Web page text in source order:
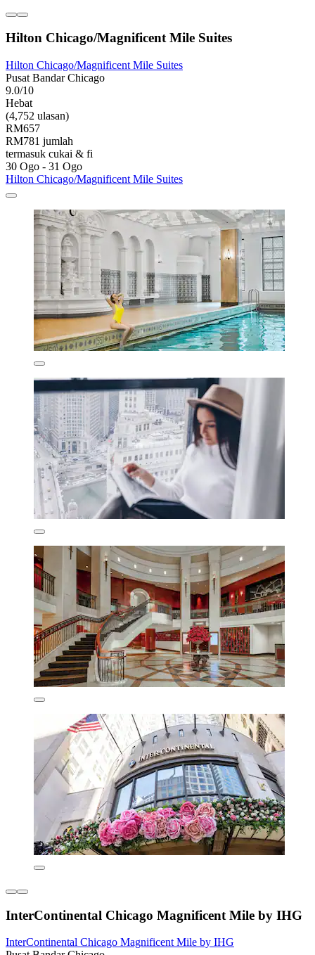
Hilton Chicago/Magnificent Mile Suites
Hilton Chicago/Magnificent Mile Suites
Pusat Bandar Chicago
9.0/10
Hebat
(4,752 ulasan)
RM657
RM781 jumlah
termasuk cukai & fi
30 Ogo - 31 Ogo
Hilton Chicago/Magnificent Mile Suites
InterContinental Chicago Magnificent Mile by IHG
InterContinental Chicago Magnificent Mile by IHG